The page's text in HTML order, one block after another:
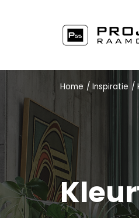
Home / Inspiratie /